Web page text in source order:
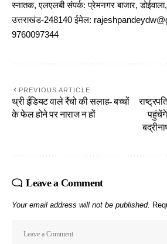
स्नातक, एलएलबी संपर्क: प्रेमनगर बाजार,
उत्तराखंड-248140 ईमेल:
9760097344
PREVIOUS ARTICLE
थ्री ईडियट वाले रैंचो की सलाह- बच्चों
के फेल होने पर नाराज न हों
Leave a Comment
Your email address will not be published.